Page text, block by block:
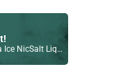
Liquid 10ml / 20mg